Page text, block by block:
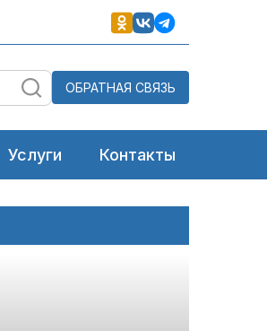
ОБРАТНАЯ СВЯЗЬ
Услуги Контакты